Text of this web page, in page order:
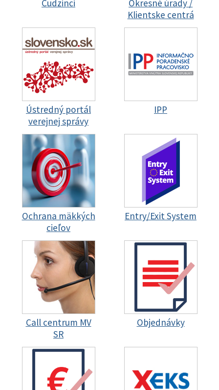
Cudzinci
Okresné úrady /
Klientske centrá
Ústredný portál
verejnej správy
IPP
Ochrana mäkkých
cieľov
Entry/Exit System
Call centrum MV
SR
Objednávky